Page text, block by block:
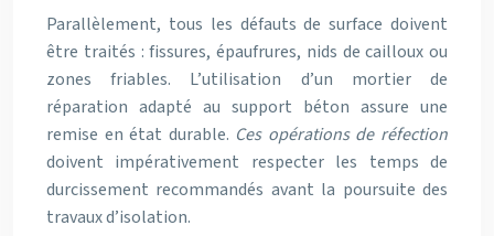
Parallèlement, tous les défauts de surface doivent
être traités : fissures, épaufrures, nids de cailloux ou
zones friables. L’utilisation d’un mortier de
réparation adapté au support béton assure une
remise en état durable. Ces opérations de réfection
doivent impérativement respecter les temps de
durcissement recommandés avant la poursuite des
travaux d’isolation.